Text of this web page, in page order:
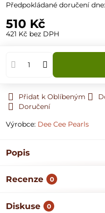
Předpokládané doručení dne:
510 Kč
421 Kč bez DPH
Přidat k Oblíbeným
Doručení
Výrobce: Dee Cee Pearls
Popis
Recenze 0
Diskuse 0